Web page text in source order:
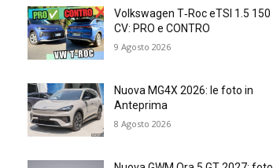
Volkswagen T‑Roc eTSI 1.5 150
CV: PRO e CONTRO
9 Agosto 2026
Nuova MG4X 2026: le foto in
Anteprima
8 Agosto 2026